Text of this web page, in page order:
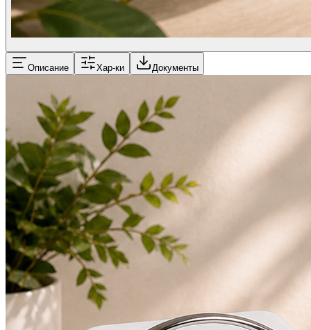
Описание Хар-ки Документы